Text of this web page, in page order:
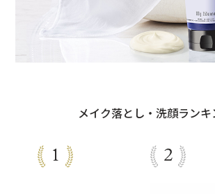
メイク落とし・洗顔ランキ